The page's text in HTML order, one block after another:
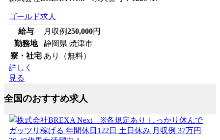
ゴールド求人
給与
月収例250,000円
勤務地
静岡県 焼津市
寮・社宅 あり（無料）
詳しく
見る
全国のおすすめ求人